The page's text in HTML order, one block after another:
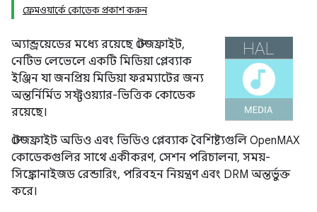
ফ্রেমওয়ার্কে কোডেক প্রকাশ করুন
অ্যান্ড্রয়েডের মধ্যে রয়েছে স্টেজফ্রাইট,
নেটিভ লেভেলে একটি মিডিয়া প্লেব্যাক
ইঞ্জিন যা জনপ্রিয় মিডিয়া ফরম্যাটের জন্য
অন্তর্নির্মিত সফ্টওয়্যার-ভিত্তিক কোডেক
রয়েছে।
স্টেজফ্রাইট অডিও এবং ভিডিও প্লেব্যাক বৈশিষ্ট্যগুলি OpenMAX
কোডেকগুলির সাথে একীকরণ, সেশন পরিচালনা, সময়-
সিঙ্ক্রোনাইজড রেন্ডারিং, পরিবহন নিয়ন্ত্রণ এবং DRM অন্তর্ভুক্ত
করে।